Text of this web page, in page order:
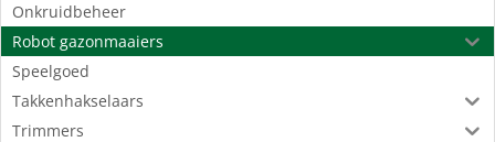
Onkruidbeheer
Robot gazonmaaiers
Speelgoed
Takkenhakselaars
Trimmers